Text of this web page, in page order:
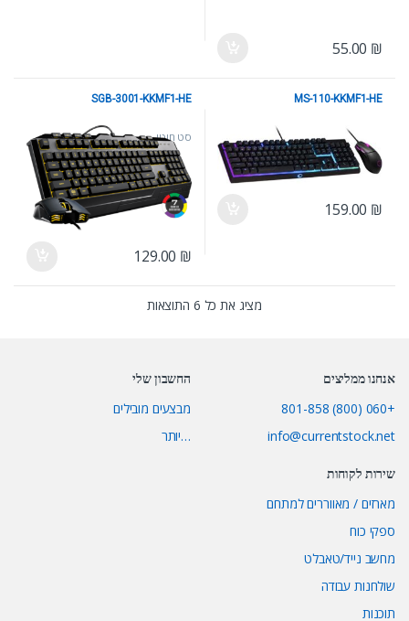
55.00 ₪
סט חוטי
MS-110-KKMF1-HE
159.00 ₪
סט חוטי
SGB-3001-KKMF1-HE
129.00 ₪
מציג את כל 6 התוצאות
אנחנו ממליצים
+060 (800) 801-858
info@currentstock.net
החשבון שלי
מבצעים מובילים
…יותר
שירות לקוחות
מארזים / מאווררים למתחם
ספקי כוח
מחשב נייד/טאבלט
שולחנות עבודה
תוכנות